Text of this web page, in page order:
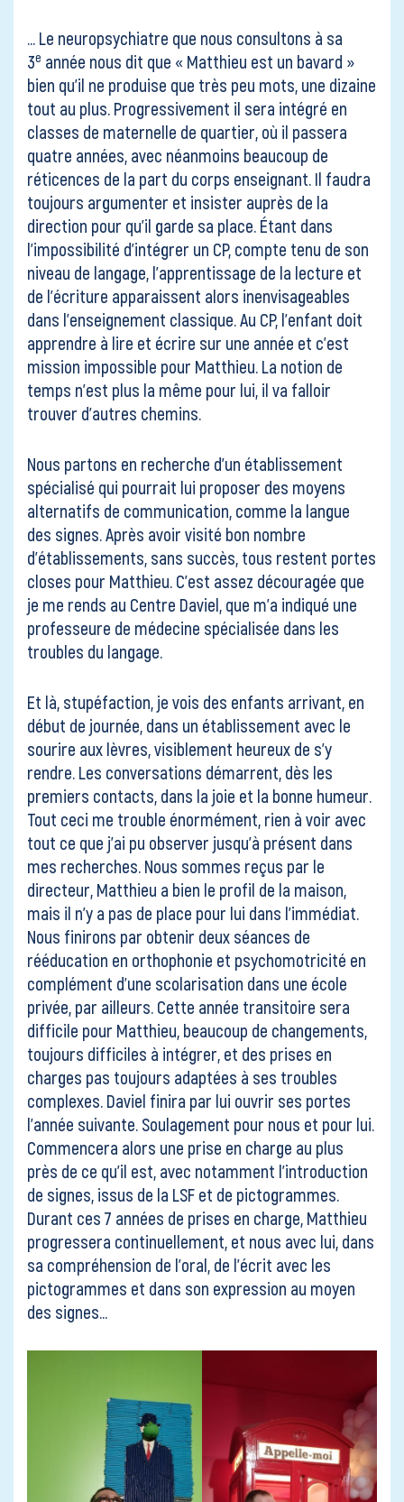
… Le neuropsychiatre que nous consultons à sa
3e année nous dit que « Matthieu est un bavard »
bien qu’il ne produise que très peu mots, une dizaine
tout au plus. Progressivement il sera intégré en
classes de maternelle de quartier, où il passera
quatre années, avec néanmoins beaucoup de
réticences de la part du corps enseignant. Il faudra
toujours argumenter et insister auprès de la
direction pour qu’il garde sa place. Étant dans
l’impossibilité d’intégrer un CP, compte tenu de son
niveau de langage, l’apprentissage de la lecture et
de l’écriture apparaissent alors inenvisageables
dans l’enseignement classique. Au CP, l’enfant doit
apprendre à lire et écrire sur une année et c’est
mission impossible pour Matthieu. La notion de
temps n’est plus la même pour lui, il va falloir
trouver d’autres chemins.
Nous partons en recherche d’un établissement
spécialisé qui pourrait lui proposer des moyens
alternatifs de communication, comme la langue
des signes. Après avoir visité bon nombre
d’établissements, sans succès, tous restent portes
closes pour Matthieu. C’est assez découragée que
je me rends au Centre Daviel, que m’a indiqué une
professeure de médecine spécialisée dans les
troubles du langage.
Et là, stupéfaction, je vois des enfants arrivant, en
début de journée, dans un établissement avec le
sourire aux lèvres, visiblement heureux de s’y
rendre. Les conversations démarrent, dès les
premiers contacts, dans la joie et la bonne humeur.
Tout ceci me trouble énormément, rien à voir avec
tout ce que j’ai pu observer jusqu’à présent dans
mes recherches. Nous sommes reçus par le
directeur, Matthieu a bien le profil de la maison,
mais il n’y a pas de place pour lui dans l’immédiat.
Nous finirons par obtenir deux séances de
rééducation en orthophonie et psychomotricité en
complément d’une scolarisation dans une école
privée, par ailleurs. Cette année transitoire sera
difficile pour Matthieu, beaucoup de changements,
toujours difficiles à intégrer, et des prises en
charges pas toujours adaptées à ses troubles
complexes. Daviel finira par lui ouvrir ses portes
l’année suivante. Soulagement pour nous et pour lui.
Commencera alors une prise en charge au plus
près de ce qu’il est, avec notamment l’introduction
de signes, issus de la LSF et de pictogrammes.
Durant ces 7 années de prises en charge, Matthieu
progressera continuellement, et nous avec lui, dans
sa compréhension de l’oral, de l’écrit avec les
pictogrammes et dans son expression au moyen
des signes…